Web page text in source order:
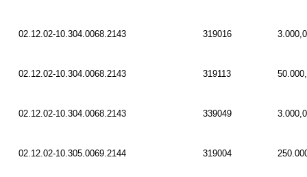
02.12.02-10.304.0068.2143 319016
02.12.02-10.304.0068.2143 319113
02.12.02-10.304.0068.2143 339049
02.12.02-10.305.0069.2144 319004